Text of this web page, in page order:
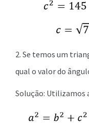
2. Se temos um
qual o valor do
Solução: Utilizamos